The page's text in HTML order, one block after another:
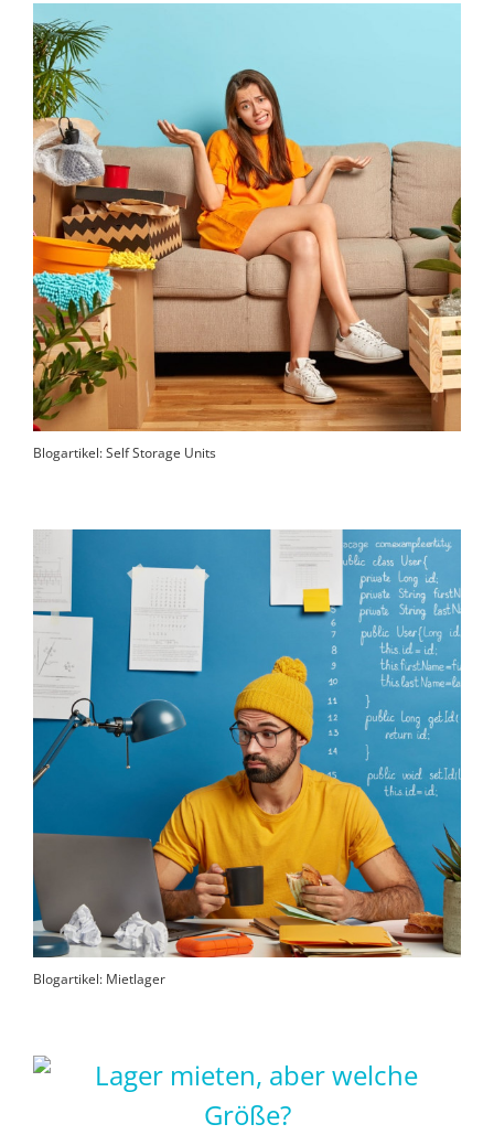
Blogartikel: Self Storage Units
Blogartikel: Mietlager